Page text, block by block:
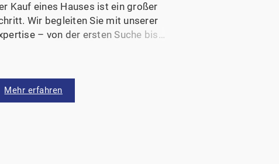
Kauf eines Hauses ist ein großer
Wir begleiten Sie mit unserer
– von der ersten Suche bis
einen erfolgreichen Hauskauf!
Mehr erfahren